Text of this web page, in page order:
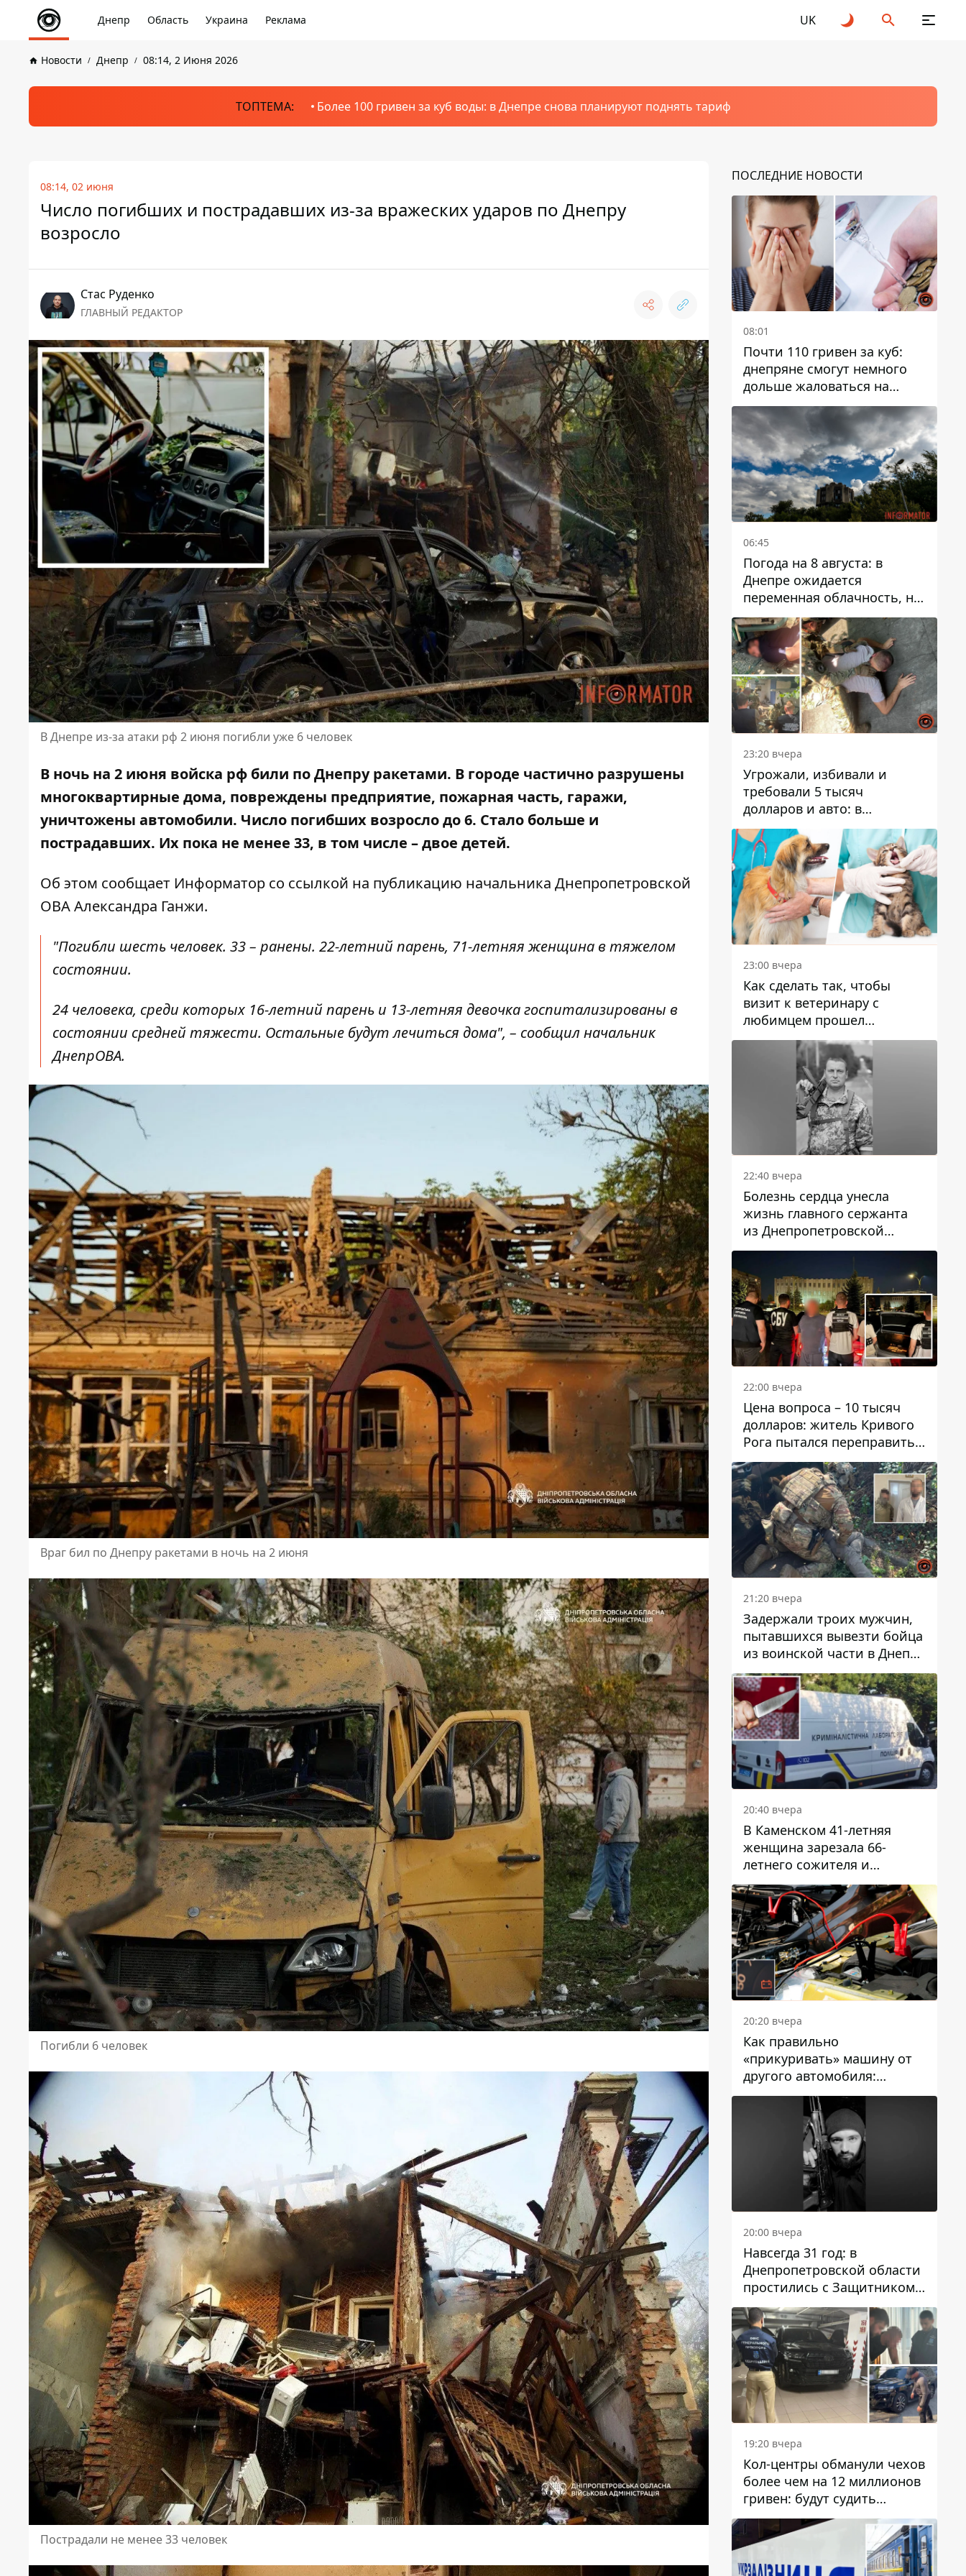
Днепр Область Украина Реклама UK
Новости Днепр 08:14, 2 Июня 2026
ТОПТЕМА: Более 100 гривен за куб воды: в Днепре снова планируют поднять тариф
08:14, 02 июня
Число погибших и пострадавших из-за вражеских ударов по Днепру
возросло
Стаc Руденко
ГЛАВНЫЙ РЕДАКТОР
В Днепре из-за атаки рф 2 июня погибли уже 6 человек
В ночь на 2 июня войска рф били по Днепру ракетами. В городе частично разрушены
многоквартирные дома, повреждены предприятие, пожарная часть, гаражи,
уничтожены автомобили. Число погибших возросло до 6. Стало больше и
пострадавших. Их пока не менее 33, в том числе – двое детей.
Об этом сообщает Информатор со ссылкой на публикацию начальника Днепропетровской
ОВААлександра Ганжи.
"Погибли шесть человек. 33 – ранены. 22-летний парень, 71-летняя женщина в тяжелом
состоянии.
24 человека, среди которых 16-летний парень и 13-летняя девочка госпитализированы в
состоянии средней тяжести. Остальные будут лечиться дома", – сообщил начальник
ДнепрОВА.
Враг бил по Днепру ракетами в ночь на 2 июня
Погибли 6 человек
Пострадали не менее 33 человек
ПОСЛЕДНИЕ НОВОСТИ
08:01
Почти 110 гривен за куб:
днепряне смогут немного
дольше жаловаться на
запланированные тарифы
на воду на 2027 год
06:45
Погода на 8 августа: в
Днепре ожидается
переменная облачность, но
может пойти дождь
23:20 вчера
Угрожали, избивали и
требовали 5 тысяч
долларов и авто: в
Павлограде задержали двух
мужчин
23:00 вчера
Как сделать так, чтобы
визит к ветеринару с
любимцем прошел
спокойно: простые советы
22:40 вчера
Болезнь сердца унесла
жизнь главного сержанта
из Днепропетровской
области Юрия Свистуна
22:00 вчера
Цена вопроса – 10 тысяч
долларов: житель Кривого
Рога пытался переправить
мужчину в Словакию
21:20 вчера
Задержали троих мужчин,
пытавшихся вывезти бойца
из воинской части в Днепр
за 7 тысяч долларов: среди
них был врач
20:40 вчера
В Каменском 41-летняя
женщина зарезала 66-
летнего сожителя и
пыталась обмануть
полицейских
20:20 вчера
Как правильно
«прикуривать» машину от
другого автомобиля:
инструкция для водителей
20:00 вчера
Навсегда 31 год: в
Днепропетровской области
простились с Защитником
Александром Репиным
19:20 вчера
Кол-центры обманули чехов
более чем на 12 миллионов
гривен: будут судить
днепрянина,
организовавшего
транснациональную
преступную организацию